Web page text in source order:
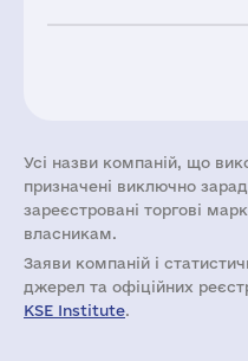
Усі назви компаній, що
призначені виключно
зареєстровані торгові
власникам.
Заяви компаній i
джерел та офіційних
KSE Institute.